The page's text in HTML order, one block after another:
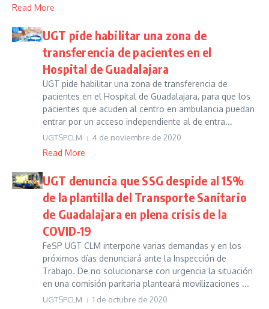
Read More
UGT pide habilitar una zona de
transferencia de pacientes en el
Hospital de Guadalajara
UGT pide habilitar una zona de transferencia de
pacientes en el Hospital de Guadalajara, para que los
pacientes que acuden al centro en ambulancia puedan
entrar por un acceso independiente al de entra...
UGTSPCLM 4 de noviembre de 2020
Read More
UGT denuncia que SSG despide al 15%
de la plantilla del Transporte Sanitario
de Guadalajara en plena crisis de la
COVID-19
FeSP UGT CLM interpone varias demandas y en los
próximos días denunciará ante la Inspección de
Trabajo. De no solucionarse con urgencia la situación
en una comisión paritaria planteará movilizaciones ...
UGTSPCLM 1 de octubre de 2020